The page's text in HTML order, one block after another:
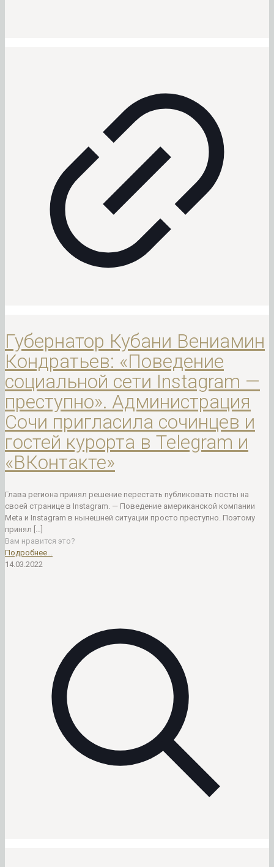
Губернатор Кубани Вениамин
Кондратьев: «Поведение
социальной сети Instagram —
преступно». Администрация
Сочи пригласила сочинцев и
гостей курорта в Telegram и
«ВКонтакте»
Глава региона принял решение перестать публиковать посты на
своей странице в Instagram. — Поведение американской компании
Меta и Instagram в нынешней ситуации просто преступно. Поэтому
принял […]
Вам нравится это?
Подробнее...
14.03.2022